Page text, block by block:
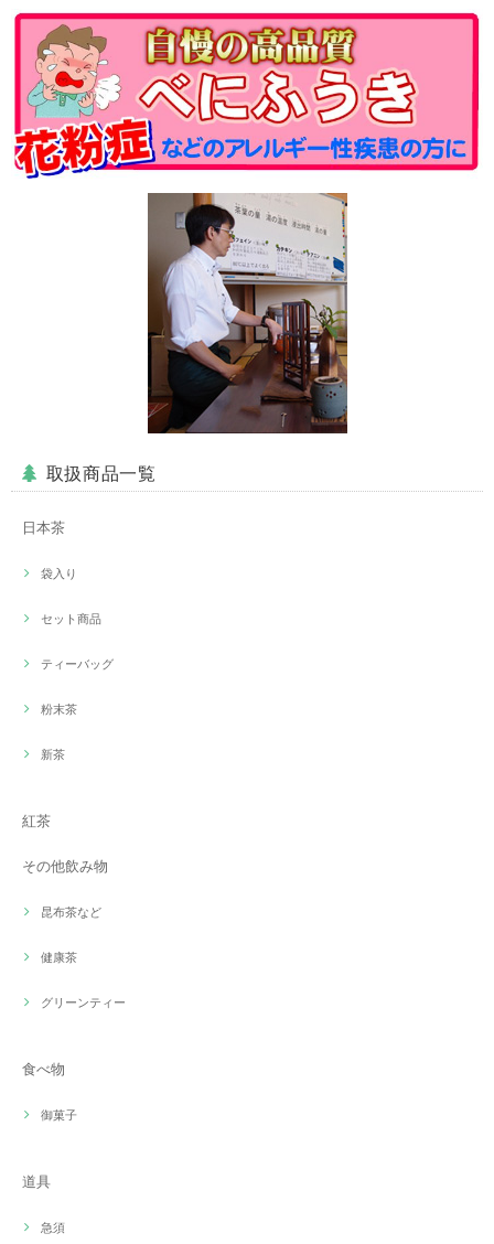
取扱商品一覧
日本茶
袋入り
セット商品
ティーバッグ
粉末茶
新茶
紅茶
その他飲み物
昆布茶など
健康茶
グリーンティー
食べ物
御菓子
道具
急須